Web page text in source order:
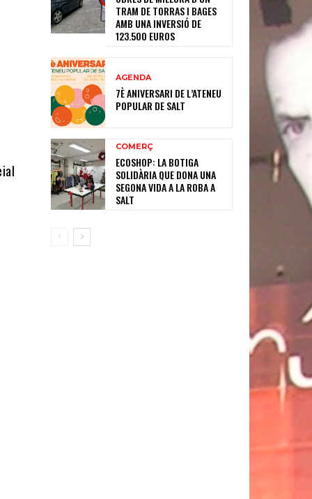
TRAM DE TORRAS I BAGES
AMB UNA INVERSIÓ DE
123.500 EUROS
AGENDA
7È ANIVERSARI DE L’ATENEU
POPULAR DE SALT
COMERÇ
ECOSHOP: LA BOTIGA
SOLIDÀRIA QUE DONA UNA
SEGONA VIDA A LA ROBA A
SALT